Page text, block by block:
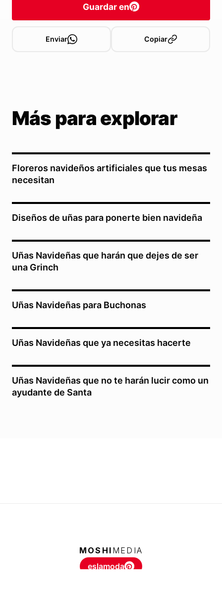
Guardar en
Enviar Copiar
Más para explorar
Floreros navideños artificiales que tus mesas
necesitan
Diseños de uñas para ponerte bien navideña
Uñas Navideñas que harán que dejes de ser
una Grinch
Uñas Navideñas para Buchonas
Uñas Navideñas que ya necesitas hacerte
Uñas Navideñas que no te harán lucir como un
ayudante de Santa
MOSHI MEDIA
eslamoda